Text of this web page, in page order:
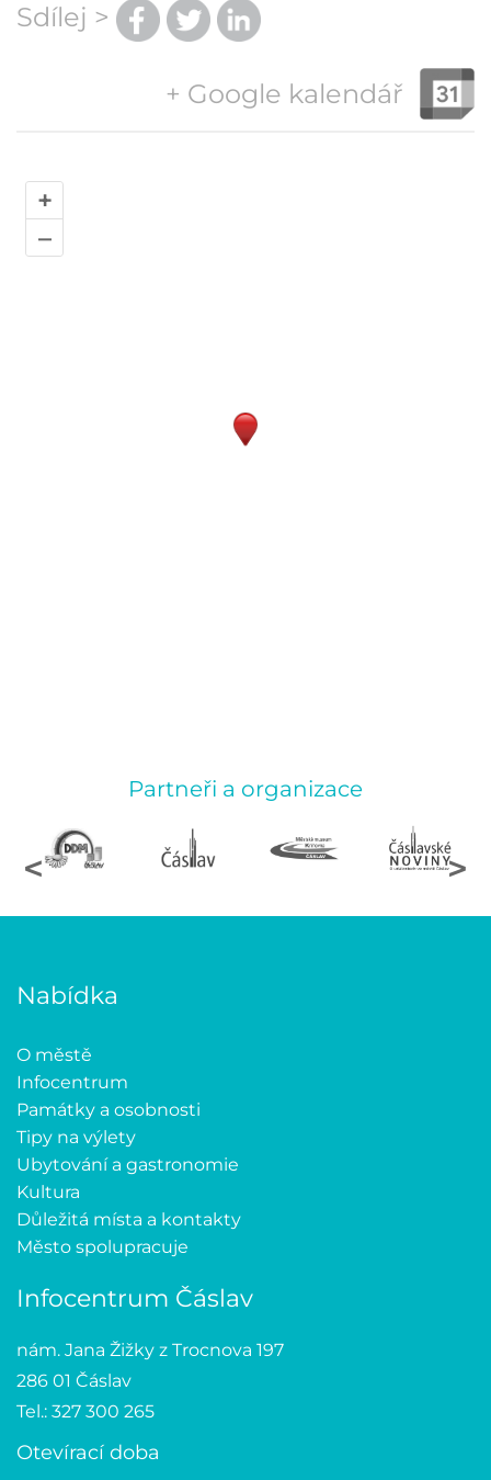
Sdílej >
+ Google kalendář
+
–
Partneři a organizace
< >
Nabídka
O městě
Infocentrum
Památky a osobnosti
Tipy na výlety
Ubytování a gastronomie
Kultura
Důležitá místa a kontakty
Město spolupracuje
Infocentrum Čáslav
nám. Jana Žižky z Trocnova 197
286 01 Čáslav
Tel.: 327 300 265
Otevírací doba